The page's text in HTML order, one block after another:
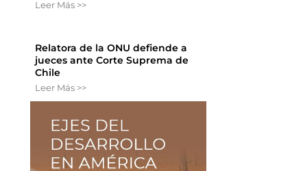
Leer Más >>
Relatora de la ONU defiende a
jueces ante Corte Suprema de
Chile
Leer Más >>